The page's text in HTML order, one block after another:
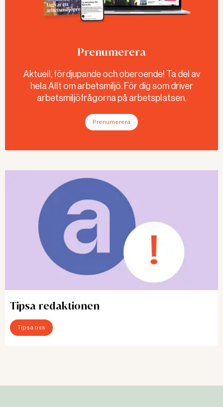
Prenumerera
Aktuell, fördjupande och oberoende! Ta del av
hela Allt om arbetsmiljö. För dig som driver
arbetsmiljöfrågorna på arbetsplatsen.
Prenumerera
Tipsa redaktionen
Tipsa oss